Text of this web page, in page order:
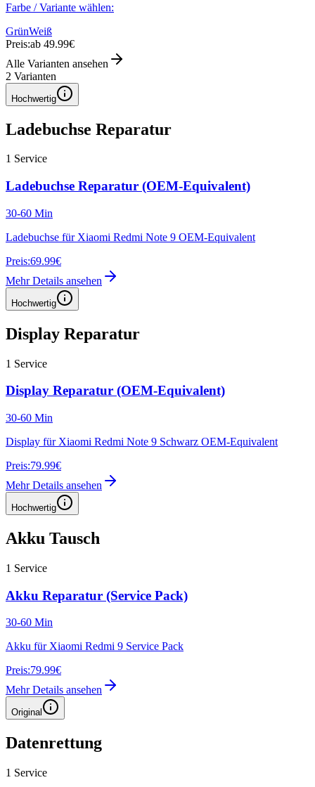
Farbe / Variante wählen:
GrünWeiß
Preis:ab 49.99€
Alle Varianten ansehen
2 Varianten
Hochwertig
Ladebuchse Reparatur
1 Service
Ladebuchse Reparatur (OEM-Equivalent)
30-60 Min
Ladebuchse für Xiaomi Redmi Note 9 OEM-Equivalent
Preis:69.99€
Mehr Details ansehen
Hochwertig
Display Reparatur
1 Service
Display Reparatur (OEM-Equivalent)
30-60 Min
Display für Xiaomi Redmi Note 9 Schwarz OEM-Equivalent
Preis:79.99€
Mehr Details ansehen
Hochwertig
Akku Tausch
1 Service
Akku Reparatur (Service Pack)
30-60 Min
Akku für Xiaomi Redmi 9 Service Pack
Preis:79.99€
Mehr Details ansehen
Original
Datenrettung
1 Service